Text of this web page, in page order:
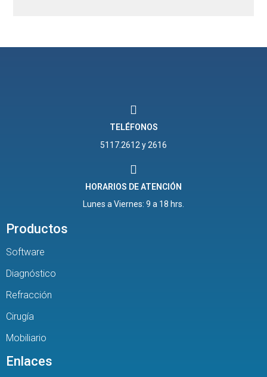
TELÉFONOS
5117.2612 y 2616
HORARIOS DE ATENCIÓN
Lunes a Viernes: 9 a 18 hrs.
Productos
Software
Diagnóstico
Refracción
Cirugía
Mobiliario
Enlaces